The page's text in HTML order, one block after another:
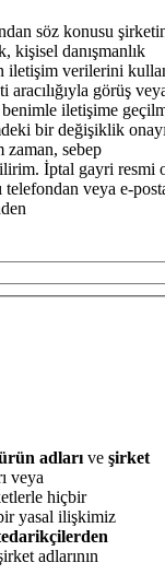
söz konusu
kişisel danışmanlık
iletişim verilerini
görüş
iletişime
bir değişiklik
sebep
İptal gayri resmi
veya e-
adları ve şirket
veya
hiçbir
yasal ilişkimiz
adlarının